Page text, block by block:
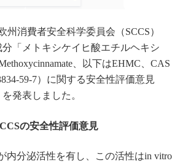
州消費者安全科学委員会（SCCS）
「メトキシケイヒ酸エチルヘキシ
、以下はEHMC、CAS
59-7）に関する安全性評価意見
を発表しました。
の安全性評価意見
内分泌活性を有し、この活性はin vitro